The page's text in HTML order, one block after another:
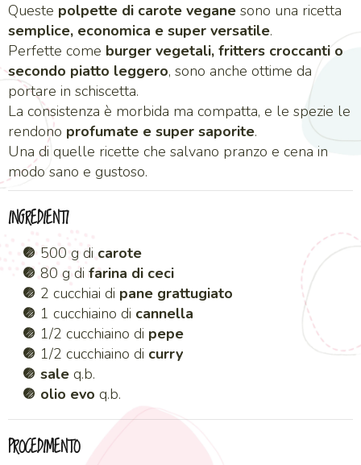
Queste polpette di carote vegane sono una ricetta
semplice, economica e super versatile.
Perfette come burger vegetali, fritters croccanti o
secondo piatto leggero, sono anche ottime da
portare in schiscetta.
La consistenza è morbida ma compatta, e le spezie le
rendono profumate e super saporite.
Una di quelle ricette che salvano pranzo e cena in
modo sano e gustoso.
INGREDIENTI
500 g di carote
80 g di farina di ceci
2 cucchiai di pane grattugiato
1 cucchiaino di cannella
1/2 cucchiaino di pepe
1/2 cucchiaino di curry
sale q.b.
olio evo q.b.
PROCEDIMENTO